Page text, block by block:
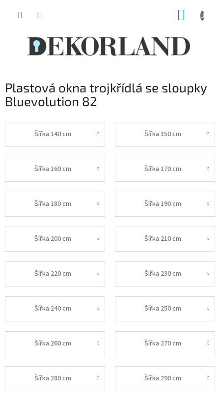
Plastová okna trojkřídlá se sloupky
Bluevolution 82
Šířka 140 cm Šířka 150 cm
Šířka 160 cm Šířka 170 cm
Šířka 180 cm Šířka 190 cm
Šířka 200 cm Šířka 210 cm
Šířka 220 cm Šířka 230 cm
Šířka 240 cm Šířka 250 cm
Šířka 260 cm Šířka 270 cm
Šířka 280 cm Šířka 290 cm